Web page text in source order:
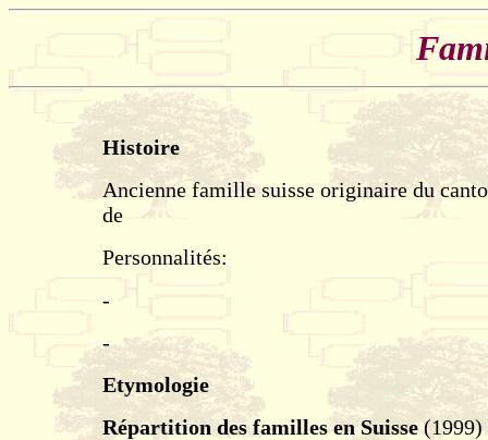
Histoire
Ancienne famille suisse originaire du
de
Personnalités:
-
-
Etymologie
Répartition des familles en Suisse(1999)